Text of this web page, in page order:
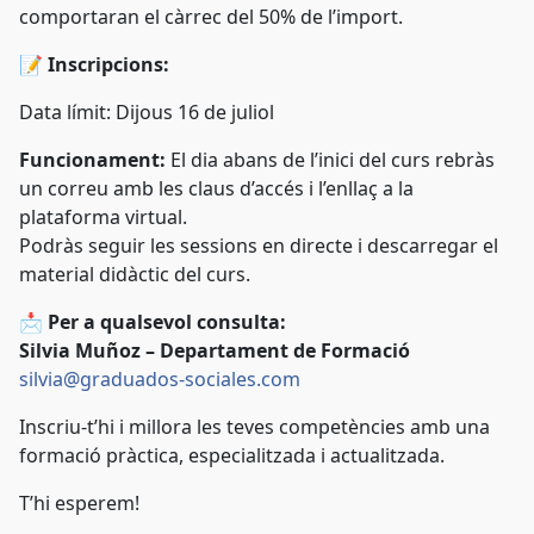
comportaran el càrrec del 50% de l’import.
📝 Inscripcions:
Data límit: Dijous 16 de juliol
Funcionament: El dia abans de l’inici del curs rebràs
un correu amb les claus d’accés i l’enllaç a la
plataforma virtual.
Podràs seguir les sessions en directe i descarregar el
material didàctic del curs.
📩 Per a qualsevol consulta:
Silvia Muñoz – Departament de Formació
silvia@graduados-sociales.com
Inscriu-t’hi i millora les teves competències amb una
formació pràctica, especialitzada i actualitzada.
T’hi esperem!